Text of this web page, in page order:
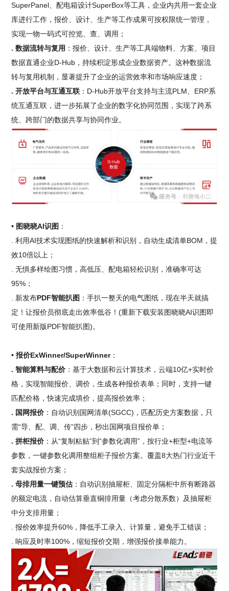
SuperPanel、配电箱设计SuperBox等工具，企业内共用一套企业
库进行工作，报价、设计、生产等工作成果可按权限统一管理，
实现一物一码式可控览、查、调用；
. 数据流转与复用 ：报价、设计、生产等工具端物料、方案、项目
数据直通企业D-Hub，持续积淀形成企业数据资产。这种数据流
转与复用机制，显著提升了企业的运营效率和市场响应速度；
. 开放平台与互通互联 ：D-Hub开放平台支持与主流PLM、ERP系
统互通互联，进一步拓展了企业的数字化协同范围，实现了跨系
统、跨部门的数据共享与协同作业。
• 图晓晓AI识图 ：
. 利用AI技术实现图纸的快速解析和识别，自动生成清单BOM，提
效10倍以上；
. 无惧多样绘图习惯，高低压、配电箱轻松识别，准确率可达
95%；
. 新发布PDF智能扒图 ：手扒一整天的电气图纸，现在半天就搞
定！让报价员彻底走出效率低谷！(重新下载安装图晓晓AI识图即
可使用新版PDF智能扒图)。
• 报价ExWinner/SuperWinner：
. 智能算料与配价 ：基于大数据和云计算技术，云端10亿+实时价
格，实现智能报价、调价，生成各种报价表单；同时，支持一键
匹配价格，快速完成填价，提高报价效率；
. 国网报价 ：自动识别国网清单(SGCC)，匹配历史方案数据，只
需“导、配、调、传”四步，秒出国网项目报价单；
. 拼柜报价 ：从“复制粘贴”到“参数化调用”，按行业+柜型+电流等
参数，一键参数化调用整组柜子报价方案。覆盖8大热门行业近千
套实战报价方案；
. 母排用量一键预估 ：自动识别抽屉柜、固定分隔柜中所有断路器
的额定电流，自动估算垂直铜排用量（考虑分散系数）及抽屉柜
中分支排用量；
. 报价效率提升60%，降低手工录入、计算量，避免手工错误；
. 响应及时率100%，缩短报价交期，增强报价接单能力。